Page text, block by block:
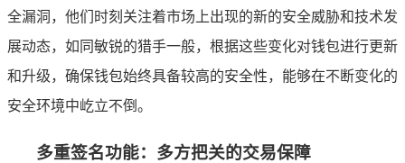
全漏洞，他们时刻关注着市场上出现的新的安全威胁和技术发
展动态，如同敏锐的猎手一般，根据这些变化对钱包进行更新
和升级，确保钱包始终具备较高的安全性，能够在不断变化的
安全环境中屹立不倒。
多重签名功能：多方把关的交易保障